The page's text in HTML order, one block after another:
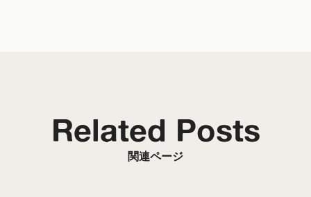
関連ページ
Related Posts